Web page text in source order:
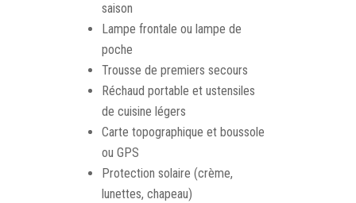
saison
Lampe frontale ou lampe de
poche
Trousse de premiers secours
Réchaud portable et ustensiles
de cuisine légers
Carte topographique et boussole
ou GPS
Protection solaire (crème,
lunettes, chapeau)